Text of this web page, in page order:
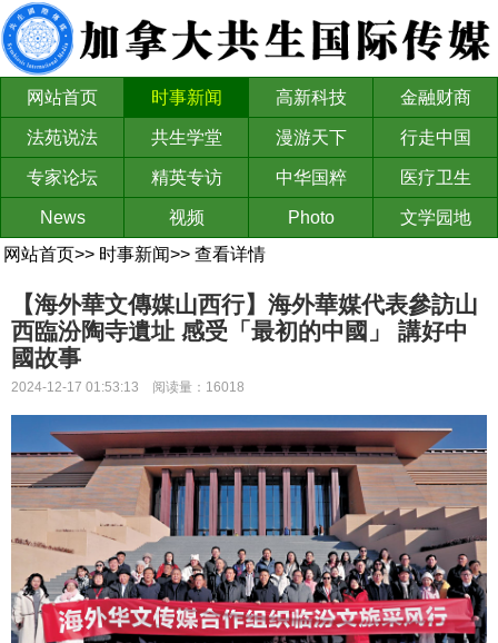
网站首页 时事新闻 高新科技 金融财商
法苑说法 共生学堂 漫游天下 行走中国
专家论坛 精英专访 中华国粹 医疗卫生
News 视频 Photo
文学园地
网站首页>> 时事新闻>> 查看详情
【海外華文傳媒山西行】海外華媒代表參訪山
西臨汾陶寺遺址 感受「最初的中國」 講好中
國故事
2024-12-17 01:53:13 阅读量：16018